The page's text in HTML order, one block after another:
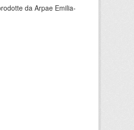
da Arpae Emilia-